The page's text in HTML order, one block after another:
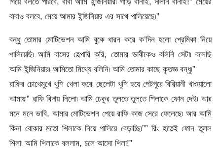
বাবাও বলবে, মেয়ে আমার ইন্জিনিয়ার এর সাথে পালিয়েছে৷”
বন্ধু তোমার মোটিভেশন আমি বুকে ধারন করে ক’দিন হলো প্রেমিকা নিয়ে
পালিয়েছি৷ আমি বাসের হেল্পারি করি, তোমার ভাবীকেও বলিনি সেটা৷ বলেছি
আমি ইন্জিনিয়ার৷ আমিতো মিথ্যে বলিনি৷ আমি তোমার কাছে কৃতজ্ঞ বন্ধু৷”
রাফির চোখেমুখে খুশি খেলা করে৷ ছেলেটা খুশি হয়ে পেটপুরে বিরিয়ানী খাওয়ালো
আমায়৷” রাফি বিদায় নিলো৷ আমি ঢেকুর তুলতে তুলতে শিলাকে ফোন দেই৷ আর
মনে মনে ভাবি, আমার মোটিভেশন পেয়ে রাফি কাজ সেরে ফেলেছে৷ আর আমি
কিনা বোকার মতো শিলাকে নিয়ে পালিয়ে বেড়াচ্ছি৷”” রিং হতেই ফোন তুলল
শিলা৷ আমি শিলাকে বললাম, চলে আসো শিলা!”